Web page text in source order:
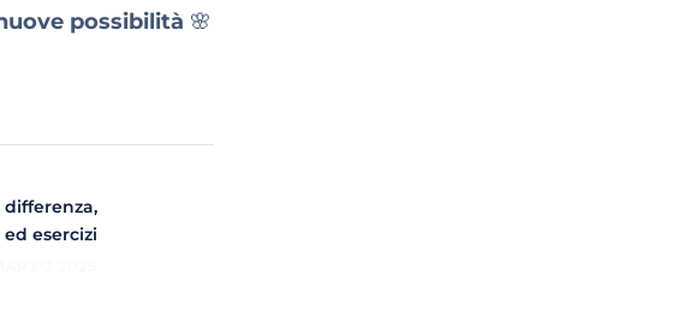
possibilità 🌸
differenza,
esercizi